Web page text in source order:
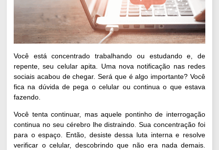
Você está concentrado trabalhando ou estudando e, de
repente, seu celular apita. Uma nova notificação nas redes
sociais acabou de chegar. Será que é algo importante? Você
fica na dúvida de pega o celular ou continua o que estava
fazendo.
Você tenta continuar, mas aquele pontinho de interrogação
continua no seu cérebro lhe distraindo. Sua concentração foi
para o espaço. Então, desiste dessa luta interna e resolve
verificar o celular, descobrindo que não era nada demais.